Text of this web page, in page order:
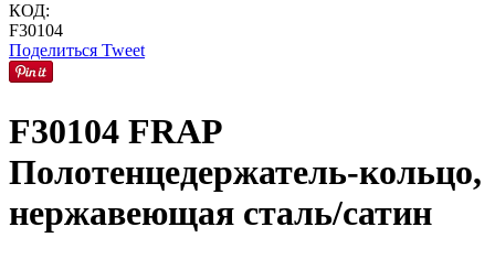
КОД:
F30104
Поделиться Tweet
F30104 FRAP
Полотенцедержатель-кольцо,
нержавеющая сталь/сатин